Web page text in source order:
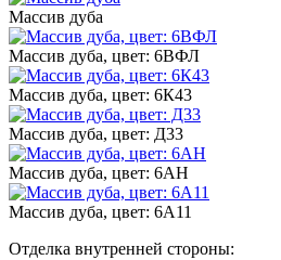
Массив дуба
Массив дуба, цвет: 6ВФЛ
Массив дуба, цвет: 6К43
Массив дуба, цвет: Д33
Массив дуба, цвет: 6АН
Массив дуба, цвет: 6А11
Отделка внутренней стороны: